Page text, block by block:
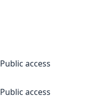
Public access
Public access